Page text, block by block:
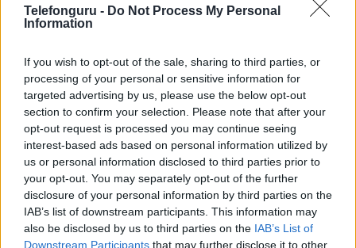
Telefonguru - Do Not Process My Personal
Information
If you wish to opt-out of the sale, sharing to third parties, or
processing of your personal or sensitive information for
targeted advertising by us, please use the below opt-out
section to confirm your selection. Please note that after your
opt-out request is processed you may continue seeing
interest-based ads based on personal information utilized by
us or personal information disclosed to third parties prior to
your opt-out. You may separately opt-out of the further
disclosure of your personal information by third parties on the
IAB’s list of downstream participants. This information may
also be disclosed by us to third parties on the IAB’s List of
Downstream Participants that may further disclose it to other
2026.06.14 | Android Police
Sok felhasználó külön alkalmazásokra esküszik, pedig az
amelyek maguktól dolgoznak a háttérben.
Ez a rejtett Samsung funkció teljesen
megváltoztatja a mobilhasználatot –
sokan mégsem tudnak róla
2026.07.12 | Android Central
Az Edge Panel az egyik leghasznosabb funkció, amely
jelentősen felgyorsítja a mindennapi használatot,
miközben a Pixel telefonokból továbbra is hiányzik.